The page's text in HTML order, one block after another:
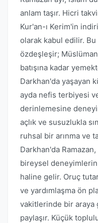
anlam taşır. Hicri
Kur'an-ı Kerim'in
olarak kabul edilir.
özdeşleşir;
batışına kadar
Darkhan'da yaşayan
ayda nefis terbiyesi
derinlemesine
açlık ve susuzlukla
ruhsal bir arınma ve
Darkhan'da
bireysel deneyimlerin
haline gelir. Oruç
ve yardımlaşma ön
vakitlerinde bir araya
paylaşır. Küçük